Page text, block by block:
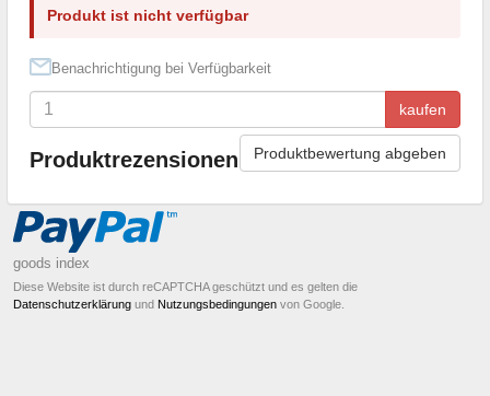
Produkt ist nicht verfügbar
Benachrichtigung bei Verfügbarkeit
kaufen
Produktrezensionen Produktbewertung abgeben
goods index
Diese Website ist durch reCAPTCHA geschützt und es gelten die
Datenschutzerklärung und Nutzungsbedingungen von Google.